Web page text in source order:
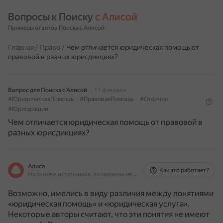
Вопросы к Поиску с Алисой
Примеры ответов Поиска с Алисой
Главная / Право / Чем отличается юридическая помощь от
правовой в разных юрисдикциях?
Вопрос для Поиска с Алисой
17 февраля
#ЮридическаяПомощь
#ПравоваяПомощь
#Отличия
#Юрисдикции
Чем отличается юридическая помощь от правовой в
разных юрисдикциях?
Алиса
На основе источников, возможны неточности
Как это работает?
Возможно, имелись в виду различия между понятиями
«юридическая помощь» и «юридическая услуга».
Некоторые авторы считают, что эти понятия не имеют